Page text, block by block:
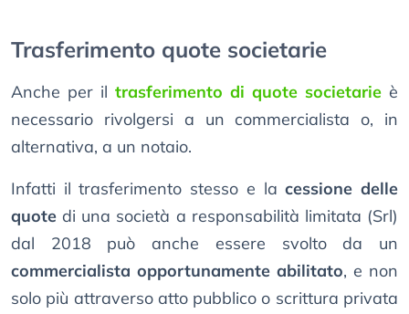
Trasferimento quote societarie
Anche per il trasferimento di quote societarie è
necessario rivolgersi a un commercialista o, in
alternativa, a un notaio.
Infatti il trasferimento stesso e lacessione delle
quote di una società a responsabilità limitata (Srl)
dal 2018 può anche essere svolto da un
commercialista opportunamente abilitato, e non
solo più attraverso atto pubblico o scrittura privata